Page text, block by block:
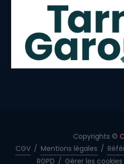
Copyrights ©
CGV / Mentions légales /
RGPD / Gérer les cookies